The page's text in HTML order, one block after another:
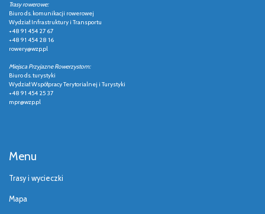
Trasy rowerowe:
Biuro ds. komunikacji rowerowej
Wydział Infrastruktury i Transportu
+48 91 454 27 67
+48 91 454 28 16
rowery@wzp.pl
Miejsca Przyjazne Rowerzystom:
Biuro ds. turystyki
Wydział Współpracy Terytorialnej i Turystyki
+48 91 454 25 37
mpr@wzp.pl
Menu
Trasy i wycieczki
Mapa